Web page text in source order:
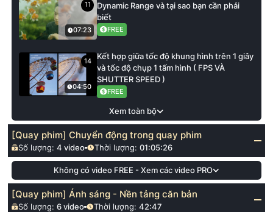
11
07:23
Dynamic Range và tại sao bạn cần phải
biết
FREE
14
04:50
Kết hợp giữa tốc độ khung hình trên 1 giây
và tốc độ chụp 1 tấm hình ( FPS VÀ
SHUTTER SPEED )
FREE
Xem toàn bộ
[Quay phim] Chuyển động trong quay phim
Số lượng:4 video Thời lượng: 01:05:26
Không có video FREE - Xem các video PRO
[Quay phim] Ánh sáng - Nền tảng căn bản
Số lượng:6 video Thời lượng: 42:47